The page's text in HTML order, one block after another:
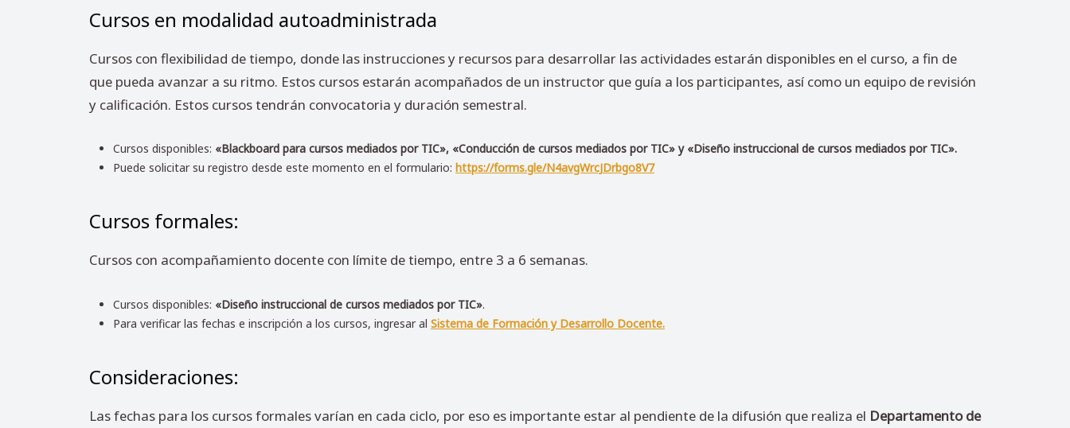
Cursos en modalidad autoadministrada
Cursos con flexibilidad de tiempo, donde las instrucciones y recursos para desarrollar las actividades estarán disponibles en el curso, a fin de
que pueda avanzar a su ritmo. Estos cursos estarán acompañados de un instructor que guía a los participantes, así como un equipo de revisión
y calificación. Estos cursos tendrán convocatoria y duración semestral.
Cursos disponibles: «Blackboard para cursos mediados por TIC», «Conducción de cursos mediados por TIC» y «Diseño instruccional de cursos mediados por TIC».
Puede solicitar su registro desde este momento en el formulario: https://forms.gle/N4avgWrcJDrbgo8V7
Cursos formales:
Cursos con acompañamiento docente con límite de tiempo, entre 3 a 6 semanas.
Cursos disponibles: «Diseño instruccional de cursos mediados por TIC».
Para verificar las fechas e inscripción a los cursos, ingresar al Sistema de Formación y Desarrollo Docente.
Consideraciones:
Las fechas para los cursos formales varían en cada ciclo, por eso es importante estar al pendiente de la difusión que realiza el Departamento de